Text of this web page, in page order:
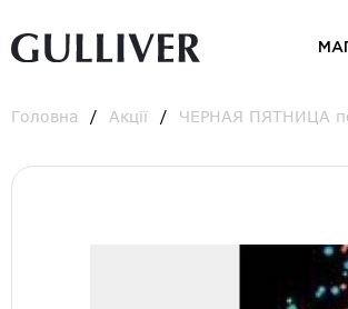
Головна Акції ЧЕРНАЯ ПЯТНИЦА